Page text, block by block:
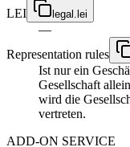
LEI
legal.lei
—
Representation rules
Ist nur ein
Gesellschaft
wird die
vertreten.
ADD-ON SERVICE